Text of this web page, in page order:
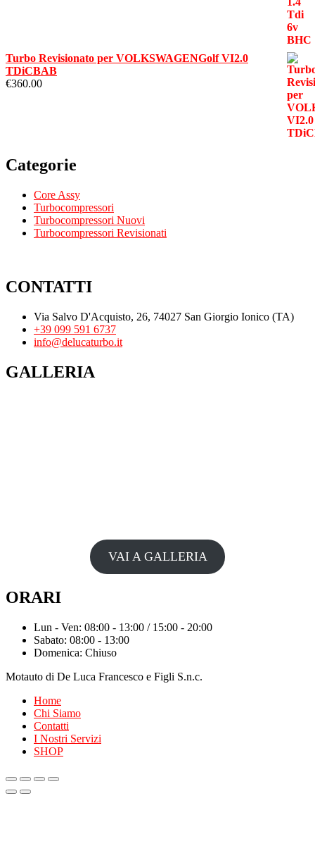
Turbo Revisionato per VOLKSWAGENGolf VI2.0
TDiCBAB
€360.00
Categorie
Core Assy
Turbocompressori
Turbocompressori Nuovi
Turbocompressori Revisionati
CONTATTI
Via Salvo D'Acquisto, 26, 74027 San Giorgio Ionico (TA)
+39 099 591 6737
info@delucaturbo.it
GALLERIA
VAI A GALLERIA
ORARI
Lun - Ven: 08:00 - 13:00 / 15:00 - 20:00
Sabato: 08:00 - 13:00
Domenica: Chiuso
Motauto di De Luca Francesco e Figli S.n.c.
Home
Chi Siamo
Contatti
I Nostri Servizi
SHOP